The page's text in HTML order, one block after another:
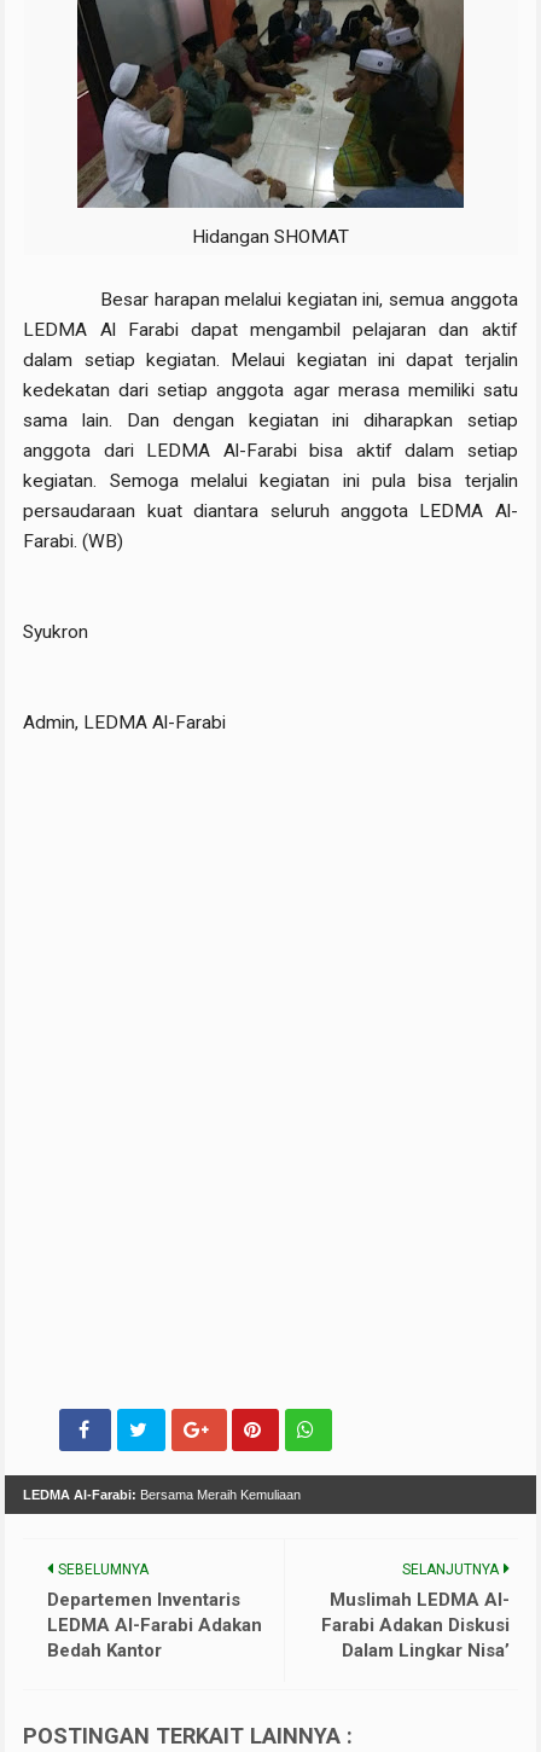
Hidangan SHOMAT
Besar harapan melalui kegiatan ini, semua anggota
LEDMA Al Farabi dapat mengambil pelajaran dan aktif
dalam setiap kegiatan. Melaui kegiatan ini dapat terjalin
kedekatan dari setiap anggota agar merasa memiliki satu
sama lain. Dan dengan kegiatan ini diharapkan setiap
anggota dari LEDMA Al-Farabi bisa aktif dalam setiap
kegiatan. Semoga melalui kegiatan ini pula bisa terjalin
persaudaraan kuat diantara seluruh anggota LEDMA Al-
Farabi. (WB)
Syukron
Admin, LEDMA Al-Farabi
LEDMA Al-Farabi: Bersama Meraih Kemuliaan
SELANJUTNYA
Muslimah LEDMA Al-
Farabi Adakan Diskusi
Dalam Lingkar Nisa’
SEBELUMNYA
Departemen Inventaris
LEDMA Al-Farabi Adakan
Bedah Kantor
POSTINGAN TERKAIT LAINNYA :